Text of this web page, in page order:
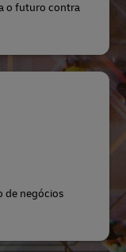
o futuro contra
de negócios